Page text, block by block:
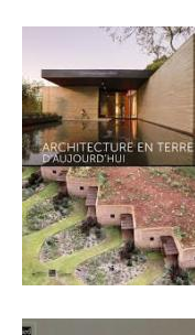
Réinitialiser